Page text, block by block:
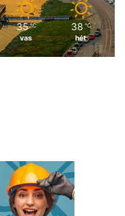
35 ℃
vas
38 ℃
hét